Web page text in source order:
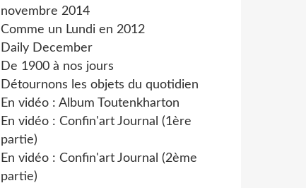
novembre 2014
Comme un Lundi en 2012
Daily December
De 1900 à nos jours
Détournons les objets du quotidien
En vidéo : Album Toutenkharton
En vidéo : Confin'art Journal (1ère
partie)
En vidéo : Confin'art Journal (2ème
partie)